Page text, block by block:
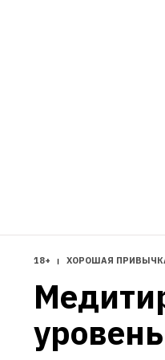
18+ ХОРОШАЯ